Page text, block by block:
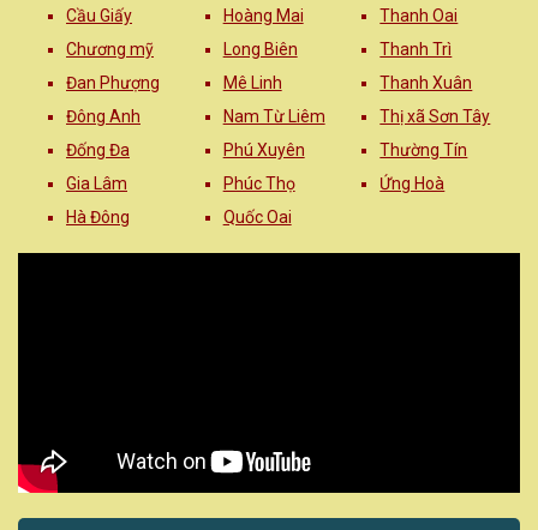
Cầu Giấy
Chương mỹ
Đan Phượng
Đông Anh
Đống Đa
Gia Lâm
Hà Đông
Hoàng Mai
Long Biên
Mê Linh
Nam Từ Liêm
Phú Xuyên
Phúc Thọ
Quốc Oai
Thanh Oai
Thanh Trì
Thanh Xuân
Thị xã Sơn Tây
Thường Tín
Ứng Hoà